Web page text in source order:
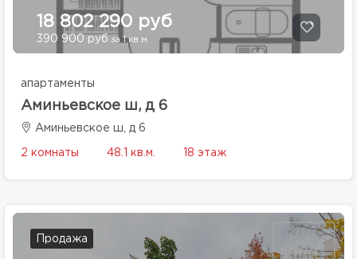
18 802 290 руб
390 900 руб за 1 кв.м.
апартаменты
Аминьевское ш, д 6
Аминьевское ш, д 6
2 комнаты 48.1 кв.м. 18 этаж
Продажа